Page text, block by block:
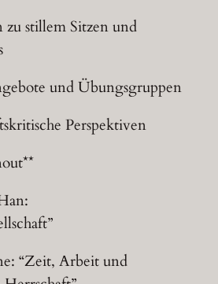
stillem Sitzen und
und Übungsgruppen
Perspektiven
“Zeit, Arbeit und